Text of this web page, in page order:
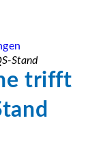
Stand
trifft